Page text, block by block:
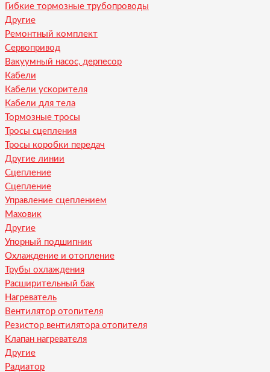
Гибкие тормозные трубопроводы
Другие
Ремонтный комплект
Сервопривод
Вакуумный насос, дерпесор
Кабели
Кабели ускорителя
Кабели для тела
Тормозные тросы
Тросы сцепления
Тросы коробки передач
Другие линии
Сцепление
Сцепление
Управление сцеплением
Маховик
Другие
Упорный подшипник
Охлаждение и отопление
Трубы охлаждения
Расширительный бак
Нагреватель
Вентилятор отопителя
Резистор вентилятора отопителя
Клапан нагревателя
Другие
Радиатор